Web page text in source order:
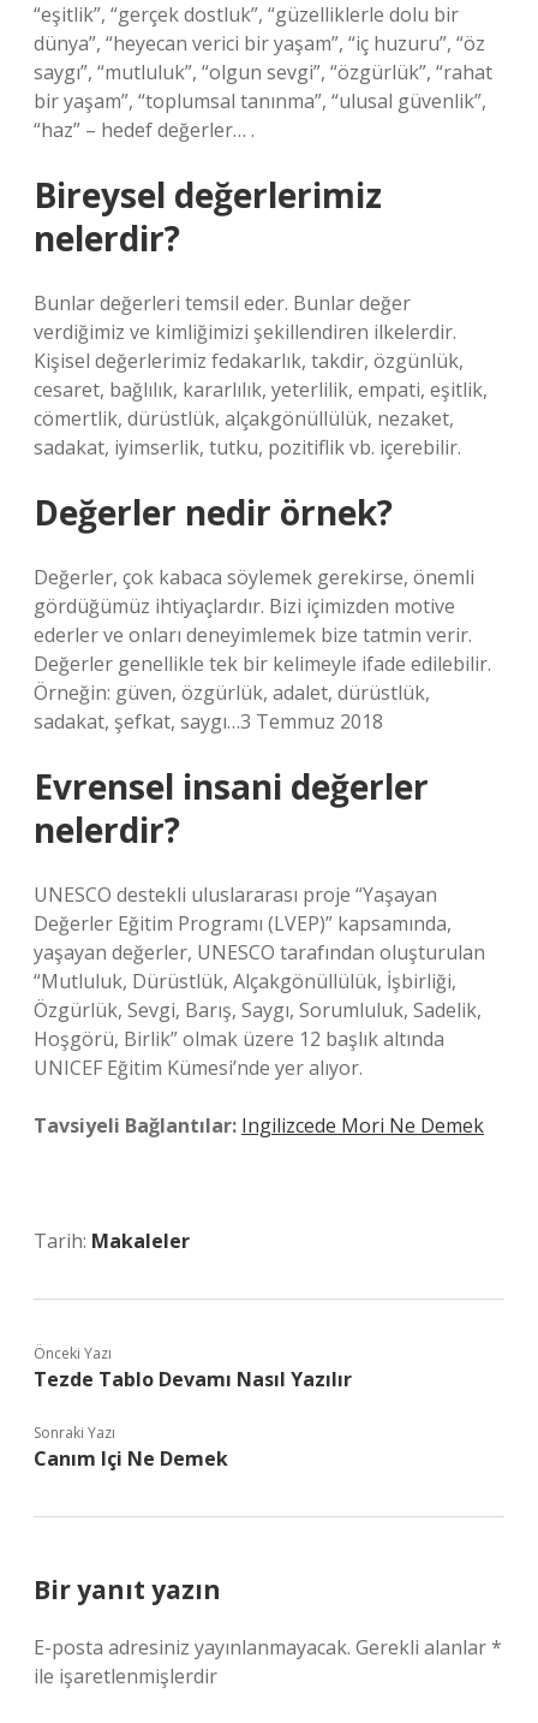
“eşitlik”, “gerçek dostluk”, “güzelliklerle dolu bir
dünya”, “heyecan verici bir yaşam”, “iç huzuru”, “öz
saygı”, “mutluluk”, “olgun sevgi”, “özgürlük”, “rahat
bir yaşam”, “toplumsal tanınma”, “ulusal güvenlik”,
“haz” – hedef değerler… .
Bireysel değerlerimiz
nelerdir?
Bunlar değerleri temsil eder. Bunlar değer
verdiğimiz ve kimliğimizi şekillendiren ilkelerdir.
Kişisel değerlerimiz fedakarlık, takdir, özgünlük,
cesaret, bağlılık, kararlılık, yeterlilik, empati, eşitlik,
cömertlik, dürüstlük, alçakgönüllülük, nezaket,
sadakat, iyimserlik, tutku, pozitiflik vb. içerebilir.
Değerler nedir örnek?
Değerler, çok kabaca söylemek gerekirse, önemli
gördüğümüz ihtiyaçlardır. Bizi içimizden motive
ederler ve onları deneyimlemek bize tatmin verir.
Değerler genellikle tek bir kelimeyle ifade edilebilir.
Örneğin: güven, özgürlük, adalet, dürüstlük,
sadakat, şefkat, saygı…3 Temmuz 2018
Evrensel insani değerler
nelerdir?
UNESCO destekli uluslararası proje “Yaşayan
Değerler Eğitim Programı (LVEP)” kapsamında,
yaşayan değerler, UNESCO tarafından oluşturulan
“Mutluluk, Dürüstlük, Alçakgönüllülük, İşbirliği,
Özgürlük, Sevgi, Barış, Saygı, Sorumluluk, Sadelik,
Hoşgörü, Birlik” olmak üzere 12 başlık altında
UNICEF Eğitim Kümesi’nde yer alıyor.
Tavsiyeli Bağlantılar: Ingilizcede Mori Ne Demek
Tarih: Makaleler
Önceki Yazı
Tezde Tablo Devamı Nasıl Yazılır
Sonraki Yazı
Canım Içi Ne Demek
Bir yanıt yazın
E-posta adresiniz yayınlanmayacak. Gerekli alanlar*
ile işaretlenmişlerdir